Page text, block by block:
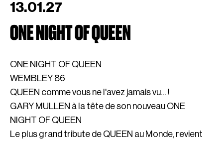
13.01.27
ONE NIGHT OF QUEEN
ONE NIGHT OF QUEEN
WEMBLEY 86
QUEEN comme vous ne l'avez jamais vu… !
GARY MULLEN à la tête de son nouveau ONE
NIGHT OF QUEEN
Le plus grand tribute de QUEEN au Monde, revient